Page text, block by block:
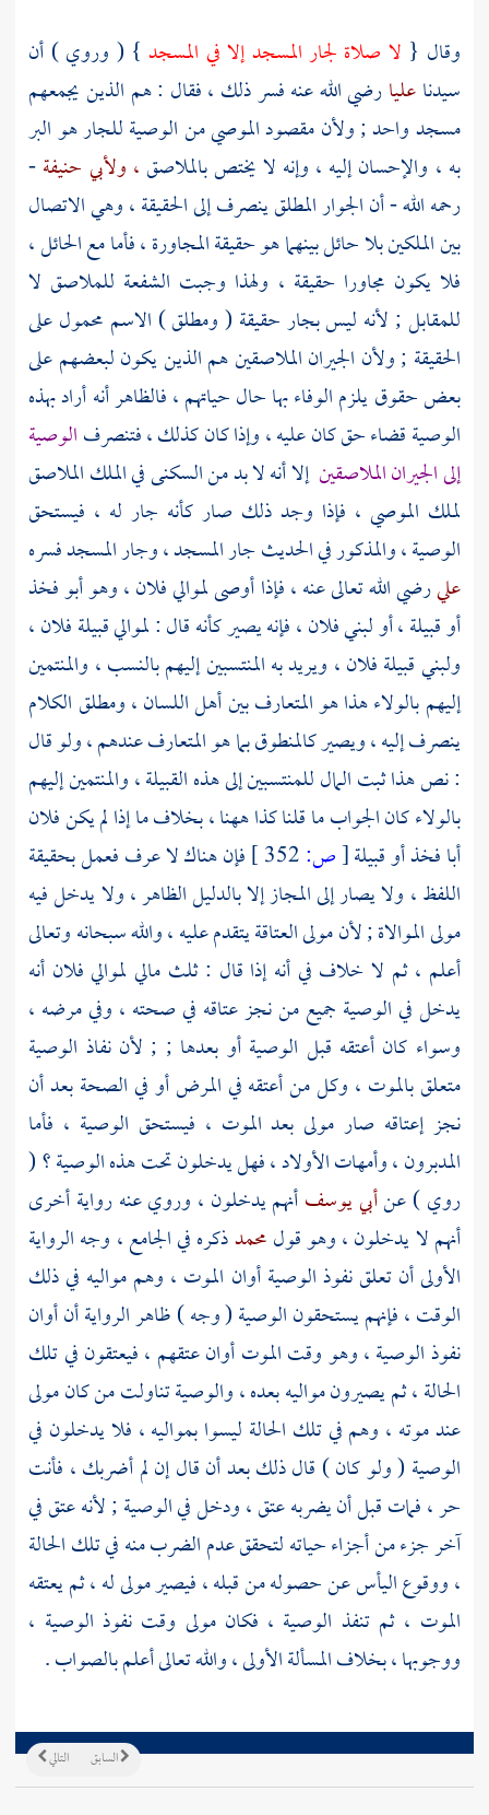
وقال { لا صلاة لجار المسجد إلا في المسجد } ( وروي ) أن
سيدناعليارضي الله عنه فسر ذلك ، فقال : هم الذين يجمعهم
مسجد واحد ; ولأن مقصود الموصي من الوصية للجار هو البر
به ، والإحسان إليه ، وإنه لا يختص بالملاصق، ولأبي حنيفة-
رحمه الله - أن الجوار المطلق ينصرف إلى الحقيقة ، وهي الاتصال
بين الملكين بلا حائل بينهما هو حقيقة المجاورة ، فأما مع الحائل ،
فلا يكون مجاورا حقيقة ، ولهذا وجبت الشفعة للملاصق لا
للمقابل ; لأنه ليس بجار حقيقة ( ومطلق ) الاسم محمول على
الحقيقة ; ولأن الجيران الملاصقين هم الذين يكون لبعضهم على
بعض حقوق يلزم الوفاء بها حال حياتهم ، فالظاهر أنه أراد بهذه
الوصية قضاء حق كان عليه ، وإذا كان كذلك ، فتنصرفالوصية
إلى الجيران الملاصقين إلا أنه لا بد من السكنى في الملك الملاصق
لملك الموصي ، فإذا وجد ذلك صار كأنه جار له ، فيستحق
الوصية ، والمذكور في الحديث جار المسجد ، وجار المسجد فسره
عليرضي الله تعالى عنه ، فإذا أوصى لموالي فلان ، وهو أبو فخذ
أو قبيلة ، أو لبني فلان ، فإنه يصير كأنه قال : لموالي قبيلة فلان ،
ولبني قبيلة فلان ، ويريد به المنتسبين إليهم بالنسب ، والمنتمين
إليهم بالولاء هذا هو المتعارف بين أهل اللسان ، ومطلق الكلام
ينصرف إليه ، ويصير كالمنطوق بما هو المتعارف عندهم ، ولو قال
: نص هذا ثبت المال للمنتسبين إلى هذه القبيلة ، والمنتمين إليهم
بالولاء كان الجواب ما قلنا كذا ههنا ، بخلاف ما إذا لم يكن فلان
أبا فخذ أو قبيلة[ص:
فإن هناك لا عرف فعمل بحقيقة
اللفظ ، ولا يصار إلى المجاز إلا بالدليل الظاهر ، ولا يدخل فيه
مولى الموالاة ; لأن مولى العتاقة يتقدم عليه ، والله سبحانه وتعالى
أعلم ، ثم لا خلاف في أنه إذا قال : ثلث مالي لموالي فلان أنه
يدخل في الوصية جميع من نجز عتاقه في صحته ، وفي مرضه ،
وسواء كان أعتقه قبل الوصية أو بعدها ; ; لأن نفاذ الوصية
متعلق بالموت ، وكل من أعتقه في المرض أو في الصحة بعد أن
نجز إعتاقه صار مولى بعد الموت ، فيستحق الوصية ، فأما
المدبرون ، وأمهات الأولاد ، فهل يدخلون تحت هذه الوصية ؟ (
روي ) عنأبي يوسفأنهم يدخلون ، وروي عنه رواية أخرى
أنهم لا يدخلون ، وهو قولمحمدذكره في الجامع ، وجه الرواية
الأولى أن تعلق نفوذ الوصية أوان الموت ، وهم مواليه في ذلك
الوقت ، فإنهم يستحقون الوصية ( وجه ) ظاهر الرواية أن أوان
نفوذ الوصية ، وهو وقت الموت أوان عتقهم ، فيعتقون في تلك
الحالة ، ثم يصيرون مواليه بعده ، والوصية تناولت من كان مولى
عند موته ، وهم في تلك الحالة ليسوا بمواليه ، فلا يدخلون في
الوصية ( ولو كان ) قال ذلك بعد أن قال إن لم أضربك ، فأنت
حر ، فمات قبل أن يضربه عتق ، ودخل في الوصية ; لأنه عتق في
آخر جزء من أجزاء حياته لتحقق عدم الضرب منه في تلك الحالة
، ووقوع اليأس عن حصوله من قبله ، فيصير مولى له ، ثم يعتقه
الموت ، ثم تنفذ الوصية ، فكان مولى وقت نفوذ الوصية ،
ووجوبها ، بخلاف المسألة الأولى ، والله تعالى أعلم بالصواب .
التالي السابق